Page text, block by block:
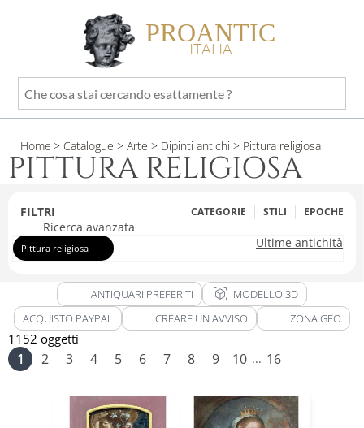
PROANTIC
ITALIA
Che
cosa
cercando
esattamente
?
Home > Catalogue > Arte > Dipinti antichi > Pittura religiosa
PITTURA RELIGIOSA
FILTRI CATEGORIE STILI EPOCHE
Ricerca avanzata
Ultime antichità
Pittura religiosa
ANTIQUARI PREFERITI view_in_ar MODELLO 3D
ACQUISTO PAYPAL
CREARE UN AVVISO ZONA GEO
1152 oggetti
1 2 3 4 5 6 7 8 9 10 ... 16